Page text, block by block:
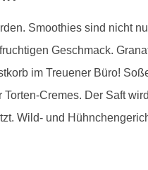
Smoothies sind nicht
Geschmack.
im Treuener Büro!
Cremes. Der Saft
Wild- und